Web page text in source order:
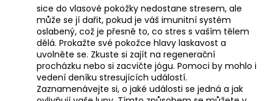
sice do vlasové pokožky nedostane stresem, ale
může se jí dařit, pokud je váš imunitní systém
oslabený, což je přesně to, co stres s vaším tělem
dělá. Prokažte své pokožce hlavy laskavost a
uvolněte se. Zkuste si zajít na regenerační
procházku nebo si zacvičte jógu. Pomoci by mohlo i
vedení deníku stresujících událostí.
Zaznamenávejte si, o jaké události se jedná a jak